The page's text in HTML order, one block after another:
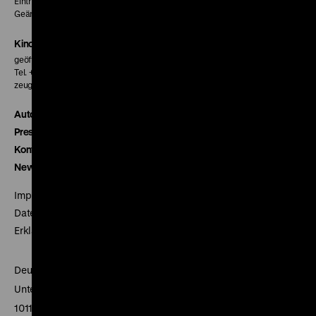
Geänderte Preise sind im Programm vermerkt.
Kinokasse
geöffnet 30 Minuten vor Beginn der ersten Vorstellung
Tel. + 49 30 20304-770
zeughauskino@dhm.de
Autor*innen
Presse
Kontakt
Newsletter
Impressum
Datenschutz
Erklärung digitale Barrierefreiheit
Deutsches Historisches Museum
Unter den Linden 2
10117 Berlin